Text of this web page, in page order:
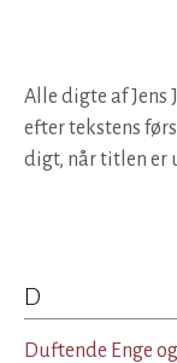
Alle digte af
efter tekstens
digt, når titlen er
D
Duftende Enge